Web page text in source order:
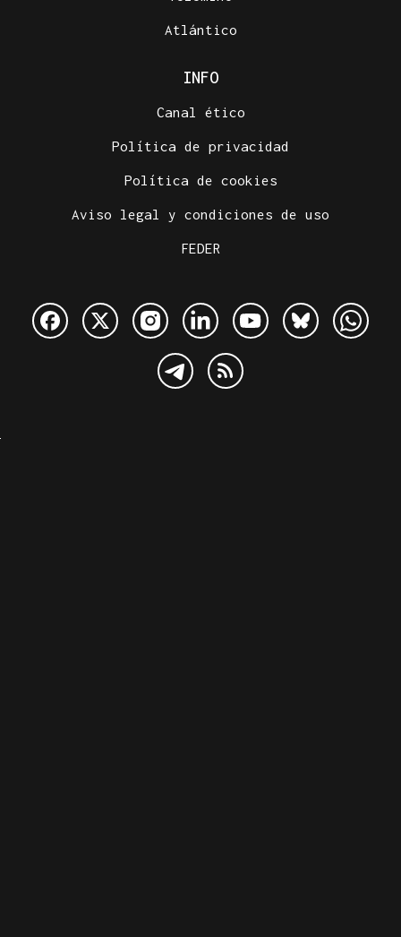
Atlántico
INFO
Canal ético
Política de privacidad
Política de cookies
Aviso legal y condiciones de uso
FEDER